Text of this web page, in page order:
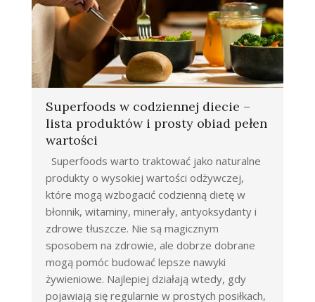
Superfoods w codziennej diecie –
lista produktów i prosty obiad pełen
wartości
Superfoods warto traktować jako naturalne
produkty o wysokiej wartości odżywczej,
które mogą wzbogacić codzienną dietę w
błonnik, witaminy, minerały, antyoksydanty i
zdrowe tłuszcze. Nie są magicznym
sposobem na zdrowie, ale dobrze dobrane
mogą pomóc budować lepsze nawyki
żywieniowe. Najlepiej działają wtedy, gdy
pojawiają się regularnie w prostych posiłkach,